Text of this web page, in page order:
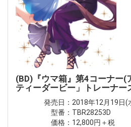
(BD)『ウマ箱』第4コーナー(
ティーダービー」トレーナー
発売日：2018年12月19日(
型番：TBR28253D
価格：12,800円＋税